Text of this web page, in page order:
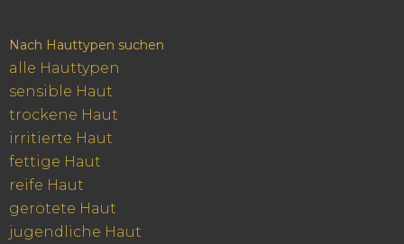
Nach Hauttypen suchen
alle Hauttypen
sensible Haut
trockene Haut
irritierte Haut
fettige Haut
reife Haut
gerötete Haut
jugendliche Haut